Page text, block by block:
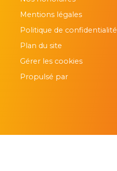
Mentions légales
Politique de confidentialité
Plan du site
Gérer les cookies
Propulsé par